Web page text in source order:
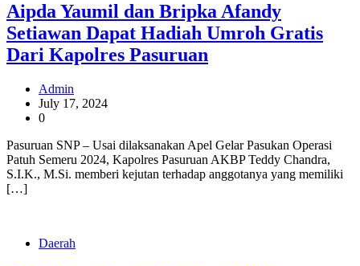
Aipda Yaumil dan Bripka Afandy
Setiawan Dapat Hadiah Umroh Gratis
Dari Kapolres Pasuruan
Admin
July 17, 2024
0
Pasuruan SNP – Usai dilaksanakan Apel Gelar Pasukan Operasi
Patuh Semeru 2024, Kapolres Pasuruan AKBP Teddy Chandra,
S.I.K., M.Si. memberi kejutan terhadap anggotanya yang memiliki
[…]
Daerah